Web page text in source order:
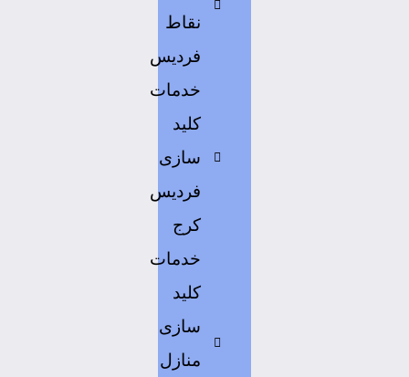
نقاط
فردیس
خدمات
کلید
سازی
فردیس
کرج
خدمات
کلید
سازی
منازل